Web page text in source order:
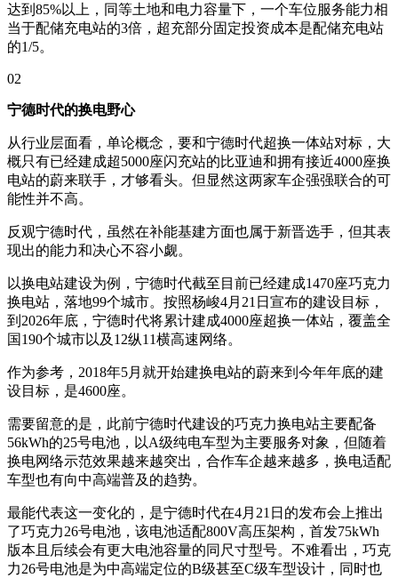
达到85%以上，同等土地和电力容量下，一个车位服务能力相
当于配储充电站的3倍，超充部分固定投资成本是配储充电站
的1/5。
02
宁德时代的换电野心
从行业层面看，单论概念，要和宁德时代超换一体站对标，大
概只有已经建成超5000座闪充站的比亚迪和拥有接近4000座换
电站的蔚来联手，才够看头。但显然这两家车企强强联合的可
能性并不高。
反观宁德时代，虽然在补能基建方面也属于新晋选手，但其表
现出的能力和决心不容小觑。
以换电站建设为例，宁德时代截至目前已经建成1470座巧克力
换电站，落地99个城市。按照杨峻4月21日宣布的建设目标，
到2026年底，宁德时代将累计建成4000座超换一体站，覆盖全
国190个城市以及12纵11横高速网络。
作为参考，2018年5月就开始建换电站的蔚来到今年年底的建
设目标，是4600座。
需要留意的是，此前宁德时代建设的巧克力换电站主要配备
56kWh的25号电池，以A级纯电车型为主要服务对象，但随着
换电网络示范效果越来越突出，合作车企越来越多，换电适配
车型也有向中高端普及的趋势。
最能代表这一变化的，是宁德时代在4月21日的发布会上推出
了巧克力26号电池，该电池适配800V高压架构，首发75kWh
版本且后续会有更大电池容量的同尺寸型号。不难看出，巧克
力26号电池是为中高端定位的B级甚至C级车型设计，同时也